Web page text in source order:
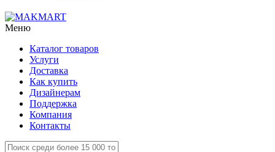
Меню
Каталог товаров
Услуги
Доставка
Как купить
Дизайнерам
Поддержка
Компания
Контакты